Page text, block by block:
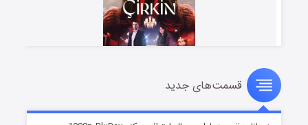
سریال زشت
قسمت۲ (زیرنویس) منتشر شد
قسمت‌های جدید